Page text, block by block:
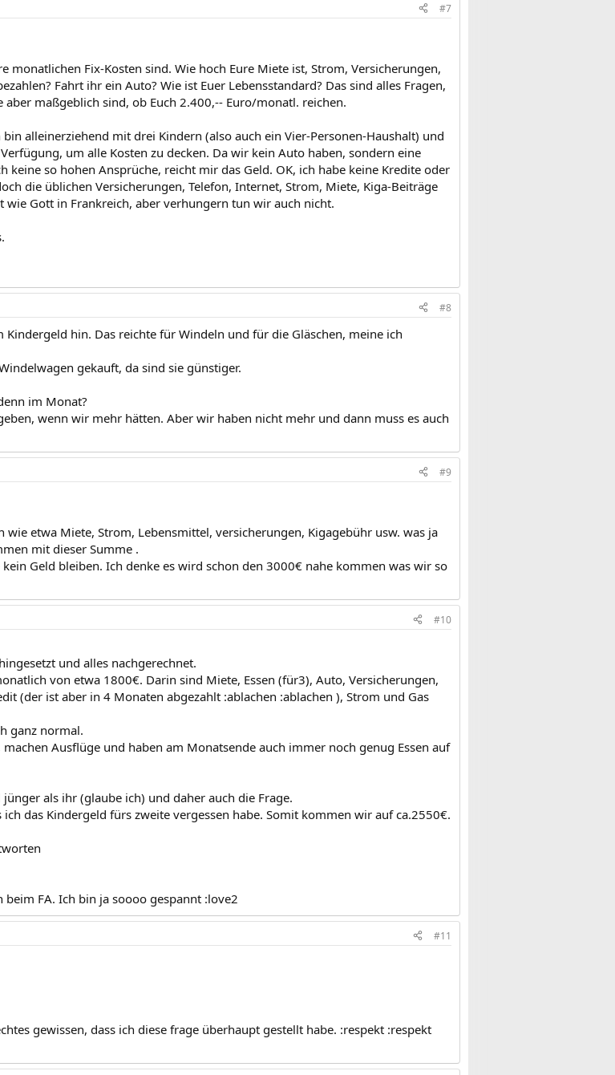
#7
monatlichen Fix-Kosten sind. Wie hoch Eure Miete ist, Strom, Versicherungen,
Fahrt ihr ein Auto? Wie ist Euer Lebensstandard? Das sind alles Fragen,
maßgeblich sind, ob Euch 2.400,-- Euro/monatl. reichen.
alleinerziehend mit drei Kindern (also auch ein Vier-Personen-Haushalt) und
um alle Kosten zu decken. Da wir kein Auto haben, sondern eine
keine so hohen Ansprüche, reicht mir das Geld. OK, ich habe keine Kredite oder
die üblichen Versicherungen, Telefon, Internet, Strom, Miete, Kiga-Beiträge
wie Gott in Frankreich, aber verhungern tun wir auch nicht.
#8
hin. Das reichte für Windeln und für die Gläschen, meine ich
gekauft, da sind sie günstiger.
im Monat?
wenn wir mehr hätten. Aber wir haben nicht mehr und dann muss es auch
#9
etwa Miete, Strom, Lebensmittel, versicherungen, Kigagebühr usw. was ja
mit dieser Summe .
Geld bleiben. Ich denke es wird schon den 3000€ nahe kommen was wir so
#10
und alles nachgerechnet.
von etwa 1800€. Darin sind Miete, Essen (für3), Auto, Versicherungen,
(der ist aber in 4 Monaten abgezahlt :ablachen :ablachen ), Strom und Gas
ganz normal.
Ausflüge und haben am Monatsende auch immer noch genug Essen auf
als ihr (glaube ich) und daher auch die Frage.
das Kindergeld fürs zweite vergessen habe. Somit kommen wir auf ca.2550€.
FA. Ich bin ja soooo gespannt :love2
#11
gewissen, dass ich diese frage überhaupt gestellt habe. :respekt :respekt